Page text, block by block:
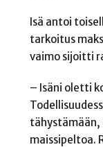
Isä antoi
tarkoitus
vaimo sijoitti
– Isäni oletti
maissipeltoa.